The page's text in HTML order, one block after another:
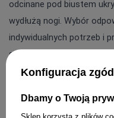
odcinane pod biustem
wydłużą nogi. Wybór
indywidualnych potrzeb i
sukienka midi potrafi
różne modele w
kreacją.
Konfiguracja zgód
Dbamy o Twoją